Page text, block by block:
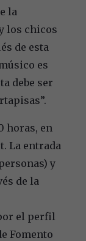
la
los chicos
de esta
es
debe ser
horas, en
La entrada
y
de la
el perfil
Fomento